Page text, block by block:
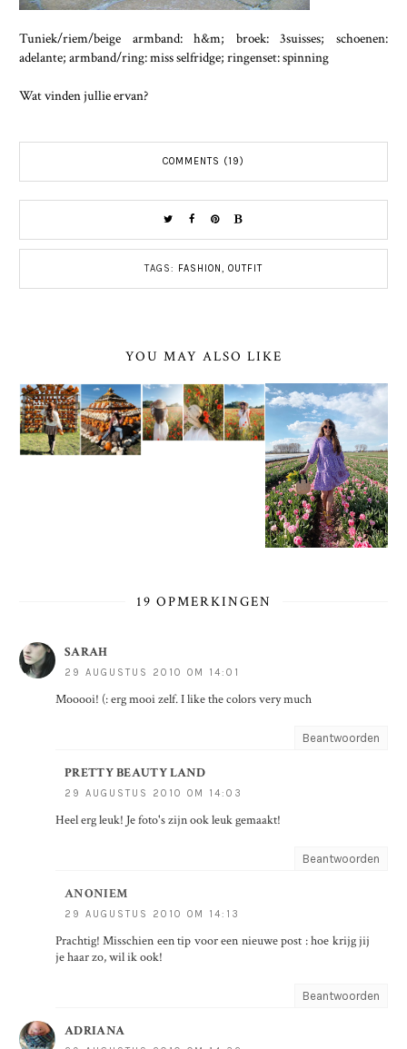
Tuniek/riem/beige armband: h&m; broek: 3suisses; schoenen:
adelante; armband/ring: miss selfridge; ringenset: spinning
Wat vinden jullie ervan?
COMMENTS (19)
TAGS: FASHION , OUTFIT
YOU MAY ALSO LIKE
19 OPMERKINGEN
SARAH
29 AUGUSTUS 2010 OM 14:01
Mooooi! (: erg mooi zelf. I like the colors very much
Beantwoorden
PRETTY BEAUTY LAND
29 AUGUSTUS 2010 OM 14:03
Heel erg leuk! Je foto's zijn ook leuk gemaakt!
Beantwoorden
ANONIEM
29 AUGUSTUS 2010 OM 14:13
Prachtig! Misschien een tip voor een nieuwe post : hoe krijg jij
je haar zo, wil ik ook!
Beantwoorden
ADRIANA